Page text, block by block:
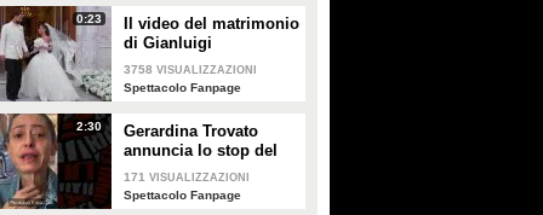
0:23
Il video del matrimonio
di Gianluigi
Donnarumma e Alessia
Elefante
3758 VISUALIZZAZIONI
Spettacolo Fanpage
2:30
Gerardina Trovato
annuncia lo stop del
tour per problemi di
salute
171 VISUALIZZAZIONI
Spettacolo Fanpage